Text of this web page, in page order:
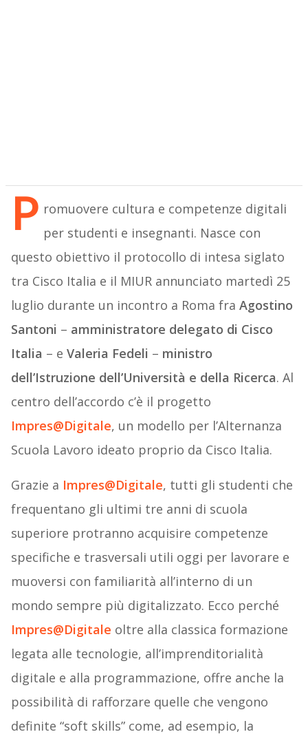
P romuovere cultura e competenze digitali
per studenti e insegnanti. Nasce con
questo obiettivo il protocollo di intesa siglato
tra Cisco Italia e il MIUR annunciato martedì 25
luglio durante un incontro a Roma fra Agostino
Santoni – amministratore delegato di Cisco
Italia – e Valeria Fedeli – ministro
dell’Istruzione dell’Università e della Ricerca. Al
centro dell’accordo c’è il progetto
Impres@Digitale, un modello per l’Alternanza
Scuola Lavoro ideato proprio da Cisco Italia.
Grazie a Impres@Digitale, tutti gli studenti che
frequentano gli ultimi tre anni di scuola
superiore protranno acquisire competenze
specifiche e trasversali utili oggi per lavorare e
muoversi con familiarità all’interno di un
mondo sempre più digitalizzato. Ecco perché
Impres@Digitale oltre alla classica formazione
legata alle tecnologie, all’imprenditorialità
digitale e alla programmazione, offre anche la
possibilità di rafforzare quelle che vengono
definite “soft skills” come, ad esempio, la